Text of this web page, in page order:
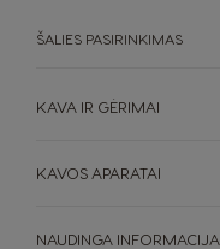
ŠALIES PASIRINKIMAS
KAVA IR GĖRIMAI
KAVOS APARATAI
NAUDINGA INFORMACIJA